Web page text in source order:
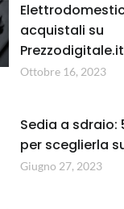
acquistali su
Prezzodigitale.it
Ottobre 16, 2023
Sedia a sdraio:
per sceglierla
Giugno 27, 2023